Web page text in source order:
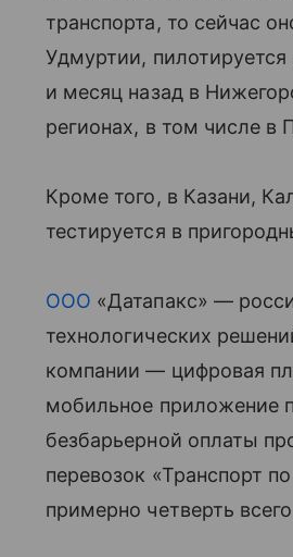
транспорта, то сейчас
Удмуртии, пилотируется
и месяц назад в
регионах, в том числе в
Кроме того, в Казани,
тестируется в
ООО «Датапакс» —
технологических
компании — цифровая
мобильное приложение
безбарьерной оплаты
перевозок «Транспорт
примерно четверть